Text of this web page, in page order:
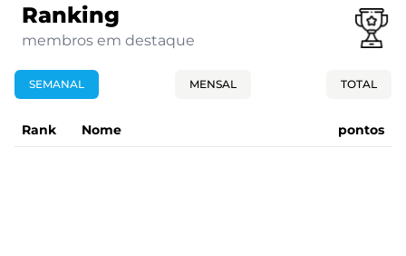
Ranking
membros em destaque
SEMANAL MENSAL TOTAL
Rank Nome pontos